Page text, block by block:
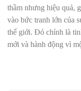
thầm nhưng hiệu quả,
vào bức tranh lớn của
thế giới. Đó chính là
mới và hành động vì